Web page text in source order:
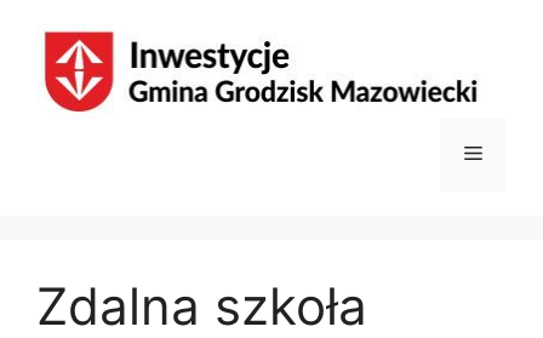
treści
Menu
Zdalna szkoła